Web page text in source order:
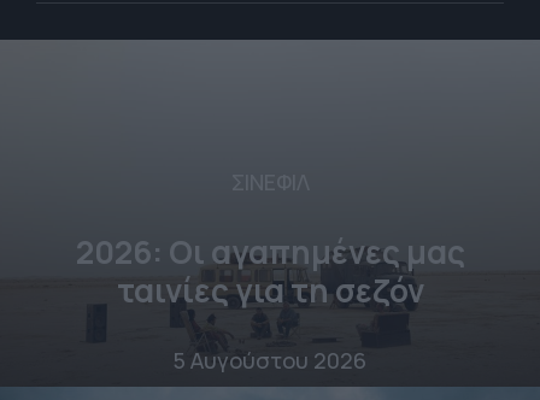
2026: Οι αγαπημένες μας
ταινίες για τη σεζόν
5 Αυγούστου 2026